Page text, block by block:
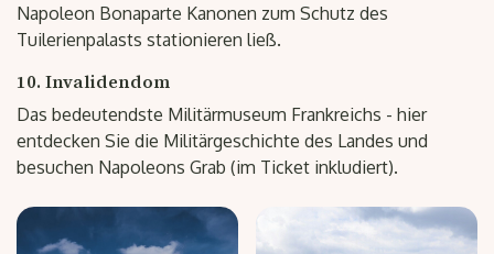
Napoleon Bonaparte Kanonen zum Schutz des
Tuilerienpalasts stationieren ließ.
10. Invalidendom
Das bedeutendste Militärmuseum Frankreichs - hier
entdecken Sie die Militärgeschichte des Landes und
besuchen Napoleons Grab (im Ticket inkludiert).